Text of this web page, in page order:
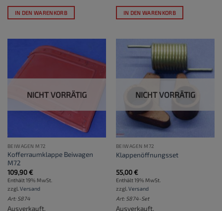
IN DEN WARENKORB IN DEN WARENKORB
NICHT VORRÄTIG
BEIWAGEN M72
Kofferraumklappe Beiwagen
M72
109,90€
Enthält 19% MwSt.
zzgl. Versand
Art: S874
Ausverkauft.
NICHT VORRÄTIG
BEIWAGEN M72
Klappenöffnungsset
55,00€
Enthält 19% MwSt.
zzgl. Versand
Art: S874-Set
Ausverkauft.